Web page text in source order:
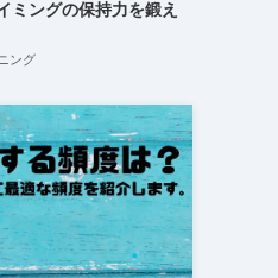
ミングの保持力を鍛え
ング